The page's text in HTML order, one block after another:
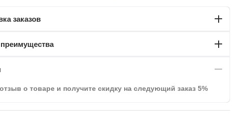
заказов
о товаре и получите скидку на следующий заказ 5%